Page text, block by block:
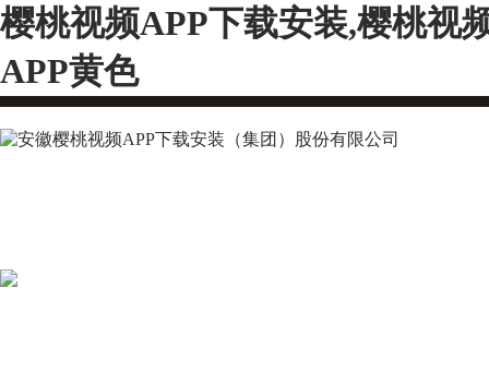
樱桃视频APP下载安装,樱桃视
APP黄色